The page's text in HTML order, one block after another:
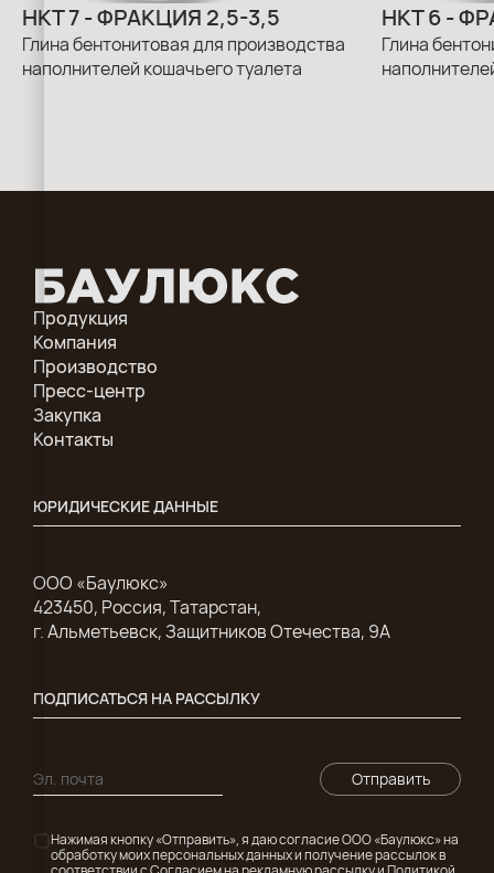
НКТ 7 - ФРАКЦИЯ 2,5-3,5
Глина бентонитовая для производства
наполнителей кошачьего туалета
НКТ 6 -
Глина
Продукция
Компания
Производство
Пресс-центр
Закупка
Контакты
ЮРИДИЧЕСКИЕ ДАННЫЕ
ООО «Баулюкс»
423450, Россия, Татарстан,
г. Альметьевск, Защитников Отечества, 9А
ПОДПИСАТЬСЯ НА РАССЫЛКУ
Отправить
Нажимая кнопку «Отправить», я даю согласие ООО «Баулюкс» на
обработку моих персональных данных и получение рассылок в